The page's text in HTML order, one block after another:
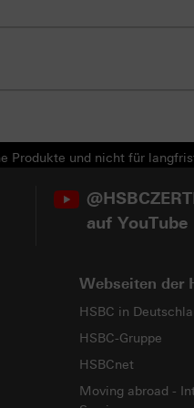
Produkte und nicht für
auf YouTube
Webseiten der
HSBC in
HSBC-Gruppe
HSBCnet
Moving abroad -